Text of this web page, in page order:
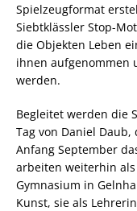
Spielzeugformat
Siebtklässler Stop-
die Objekten Leben
ihnen aufgenommen
werden.
Begleitet werden die
Tag von Daniel
Anfang September
arbeiten weiterhin
Gymnasium in
Kunst, sie als